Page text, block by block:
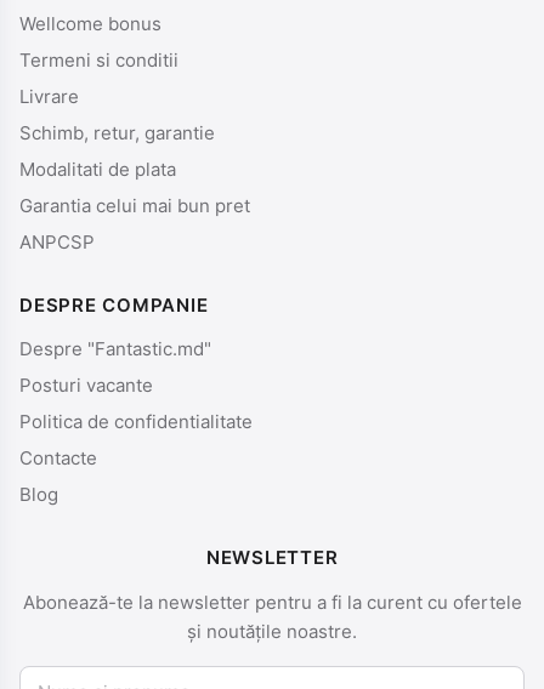
Wellcome bonus
Termeni si conditii
Livrare
Schimb, retur, garantie
Modalitati de plata
Garantia celui mai bun pret
ANPCSP
DESPRE COMPANIE
Despre "Fantastic.md"
Posturi vacante
Politica de confidentialitate
Contacte
Blog
NEWSLETTER
Abonează-te la newsletter pentru a fi la curent cu ofertele
și noutățile noastre.
Nume și prenume